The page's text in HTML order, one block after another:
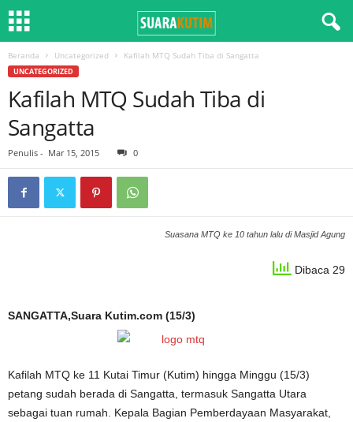
Beranda Uncategorized Kafilah MTQ Sudah Tiba di Sangatta
UNCATEGORIZED
Kafilah MTQ Sudah Tiba di
Sangatta
Penulis - Mar 15, 2015 0
Suasana MTQ ke 10 tahun lalu di Masjid Agung
Dibaca 29
SANGATTA,Suara Kutim.com (15/3)
Kafilah MTQ ke 11 Kutai Timur (Kutim) hingga Minggu (15/3)
petang sudah berada di Sangatta, termasuk Sangatta Utara
sebagai tuan rumah. Kepala Bagian Pemberdayaan Masyarakat,